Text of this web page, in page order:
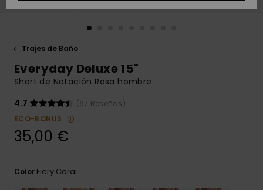
conversación
respuestas a
las preguntas
Trajes de Baño
Everyday Deluxe 15"
Short de Natación Rosa hombre
4.7
(67 Reseñas)
ECO-BONUS
35,00 €
Color Fiery Coral